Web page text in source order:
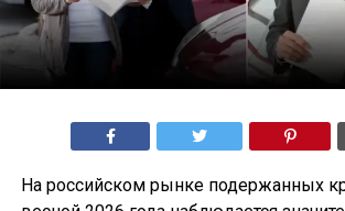
На российском рынке подержанных